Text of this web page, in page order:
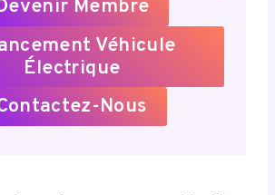
Membre
Véhicule
Électrique
Nous